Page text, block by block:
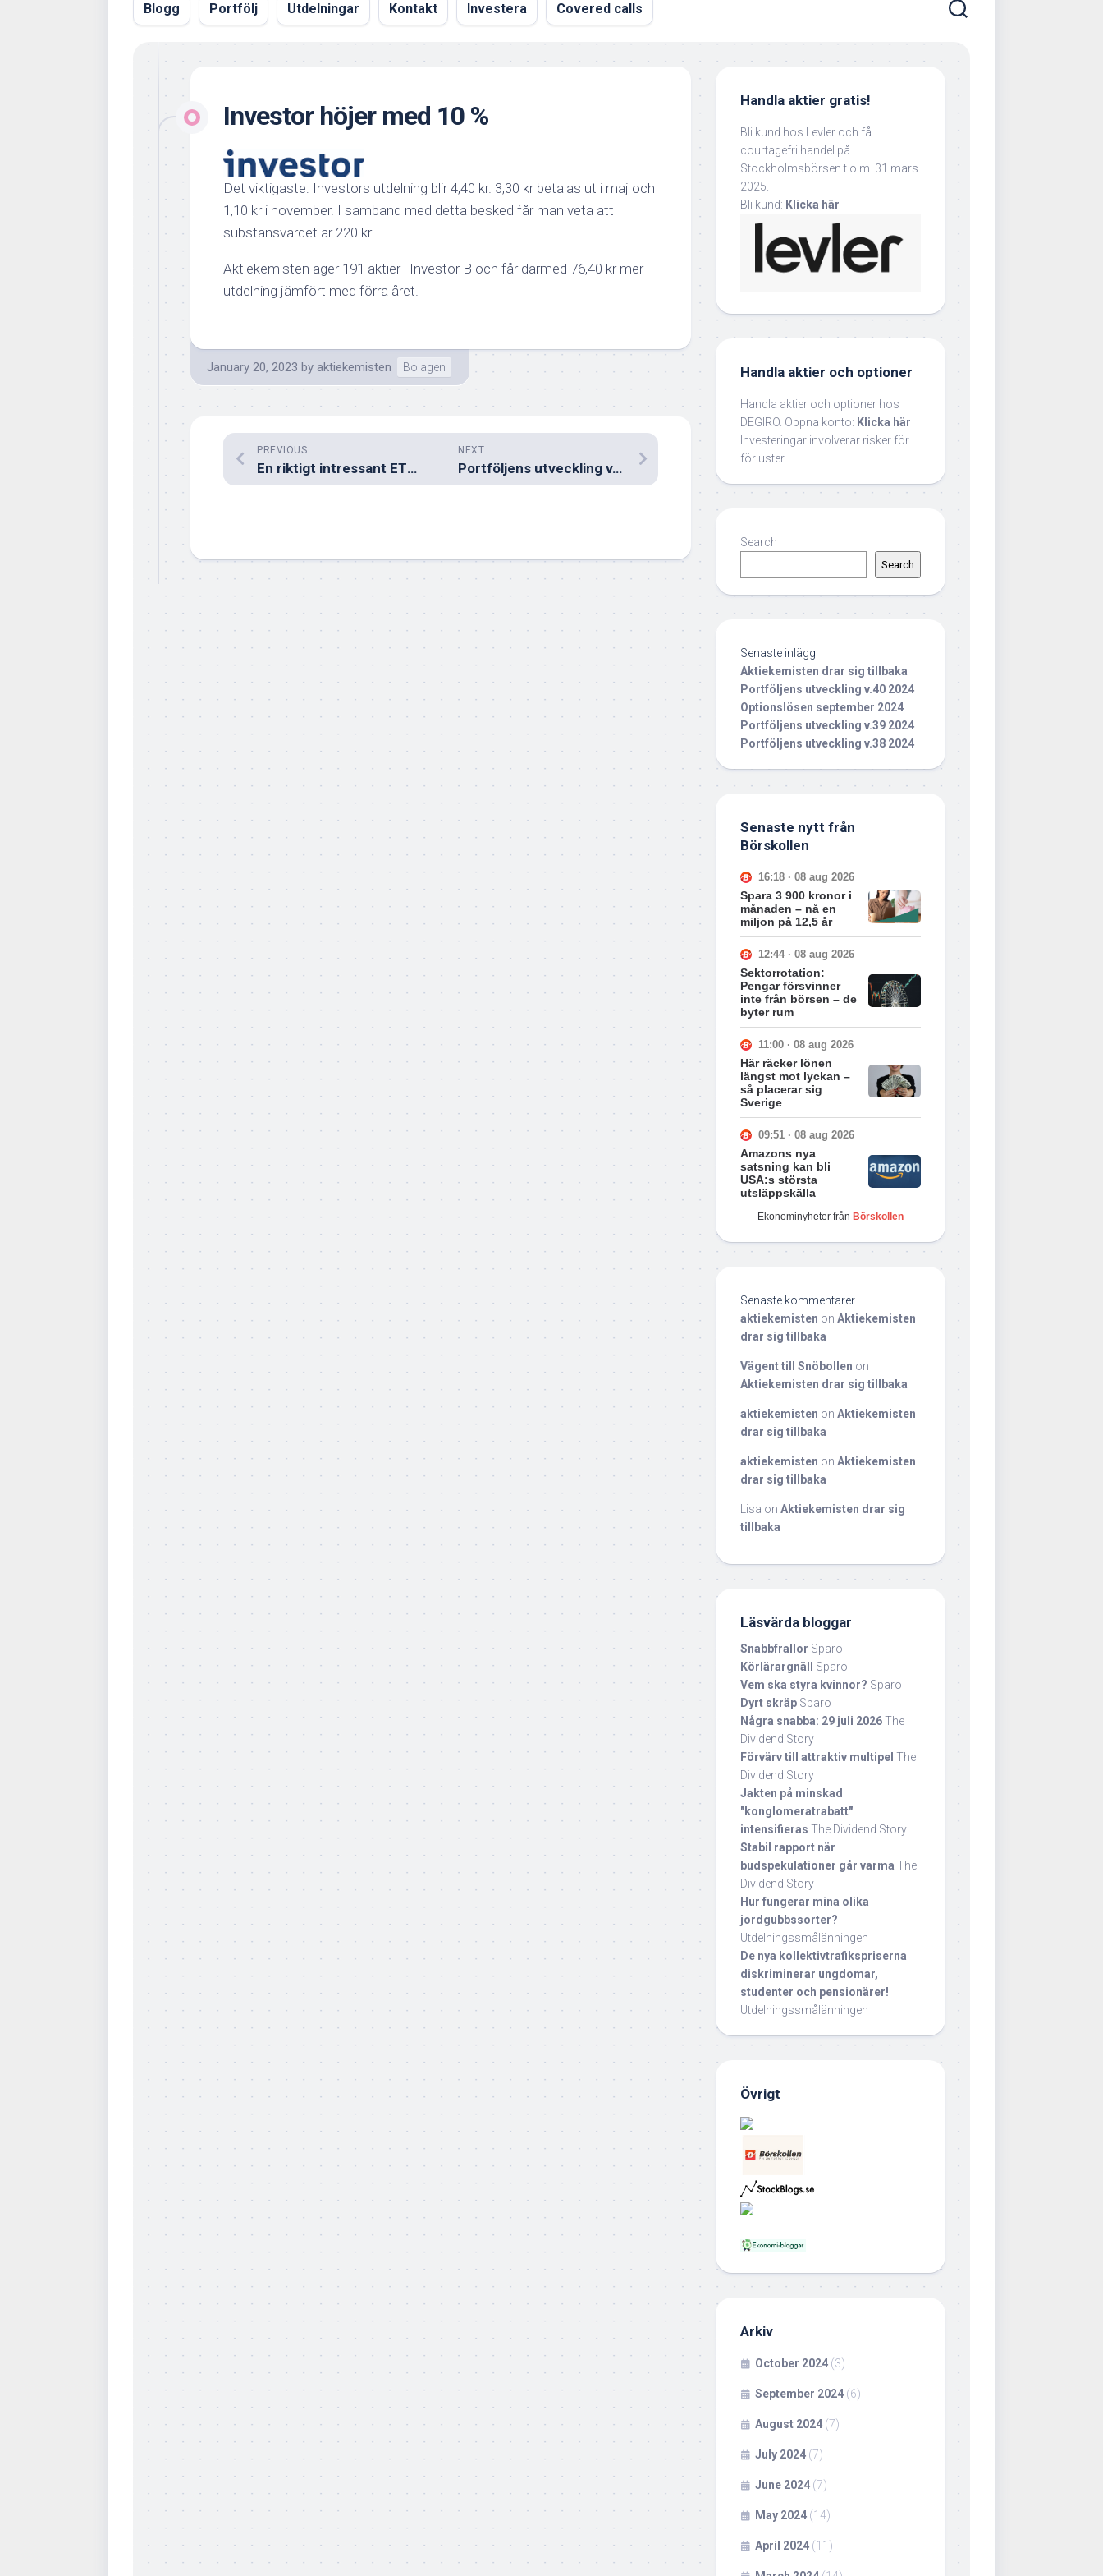
Blogg Portfölj Utdelningar Kontakt Investera Covered calls
Investor höjer med 10 %
Det viktigaste: Investors utdelning blir 4,40 kr. 3,30 kr betalas ut i maj och
1,10 kr i november. I samband med detta besked får man veta att
substansvärdet är 220 kr.
Aktiekemisten äger 191 aktier i Investor B och får därmed 76,40 kr mer i
utdelning jämfört med förra året.
January 20, 2023 by aktiekemisten Bolagen
NEXT
Portföljens utveckling v.3 2023
PREVIOUS
En riktigt intressant ETF med månadsutdelning
Handla aktier gratis!
Bli kund hos Levler och få
courtagefri handel på
Stockholmsbörsen t.o.m. 31 mars
2025.
Bli kund: Klicka här
Handla aktier och optioner
Handla aktier och optioner hos
DEGIRO. Öppna konto: Klicka här
Investeringar involverar risker för
förluster.
Search
Search
Senaste inlägg
Aktiekemisten drar sig tillbaka
Portföljens utveckling v.40 2024
Optionslösen september 2024
Portföljens utveckling v.39 2024
Portföljens utveckling v.38 2024
Senaste nytt från
Börskollen
16:18 · 08 aug 2026
Spara 3 900 kronor i
månaden – nå en
miljon på 12,5 år
12:44 · 08 aug 2026
Sektorrotation:
Pengar försvinner
inte från börsen – de
byter rum
11:00 · 08 aug 2026
Här räcker lönen
längst mot lyckan –
så placerar sig
Sverige
09:51 · 08 aug 2026
Amazons nya
satsning kan bli
USA:s största
utsläppskälla
Ekonominyheter från Börskollen
Senaste kommentarer
aktiekemisten on Aktiekemisten
drar sig tillbaka
Vägent till Snöbollen on
Aktiekemisten drar sig tillbaka
aktiekemisten on Aktiekemisten
drar sig tillbaka
aktiekemisten on Aktiekemisten
drar sig tillbaka
Lisa on Aktiekemisten drar sig
tillbaka
Läsvärda bloggar
Snabbfrallor Sparo
Körlärargnäll Sparo
Vem ska styra kvinnor? Sparo
Dyrt skräp Sparo
Några snabba: 29 juli 2026The
Dividend Story
Förvärv till attraktiv multipel The
Dividend Story
Jakten på minskad
"konglomeratrabatt"
intensifieras The Dividend Story
Stabil rapport när
budspekulationer går varma The
Dividend Story
Hur fungerar mina olika
jordgubbssorter?
Utdelningssmålänningen
De nya kollektivtrafikspriserna
diskriminerar ungdomar,
studenter och pensionärer!
Utdelningssmålänningen
Övrigt
Arkiv
October 2024 (3)
September 2024 (6)
August 2024 (7)
July 2024 (7)
June 2024 (7)
May 2024 (14)
April 2024 (11)